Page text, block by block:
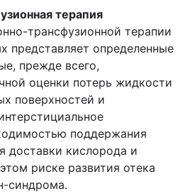
терапия
трансфузионной терапии
представляет определенные
прежде всего,
оценки потерь жидкости
поверхностей и
поддержания
доставки кислорода и
риске развития отека
синдрома.